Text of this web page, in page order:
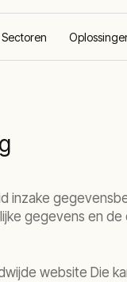
Sectoren
inzake
gegevens en
website Die